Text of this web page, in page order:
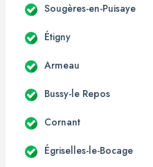
Sougères-en-Puisaye
Étigny
Armeau
Bussy-le Repos
Cornant
Égriselles-le-Bocage